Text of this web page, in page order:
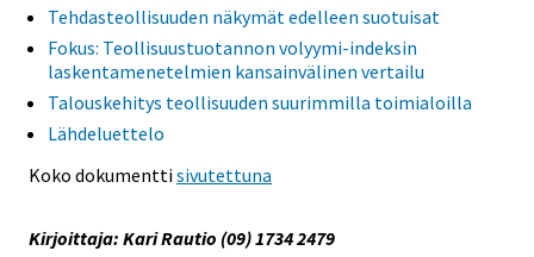
Tehdasteollisuuden näkymät edelleen suotuisat
Fokus: Teollisuustuotannon volyymi-indeksin
laskentamenetelmien kansainvälinen vertailu
Talouskehitys teollisuuden suurimmilla toimialoilla
Lähdeluettelo
Koko dokumenttisivutettuna
Kirjoittaja: Kari Rautio (09) 1734 2479